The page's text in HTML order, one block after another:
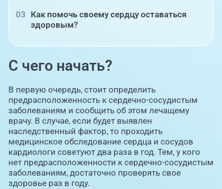
Как помочь своему сердцу оставаться
здоровым?
С чего начать?
В первую очередь, стоит определить
предрасположенность к сердечно-сосудистым
заболеваниям и сообщить об этом лечащему
врачу. В случае, если будет выявлен
наследственный фактор, то проходить
медицинское обследование сердца и сосудов
кардиологи советуют два раза в год. Тем, у кого
нет предрасположенности к сердечно-сосудистым
заболеваниям, достаточно проверять свое
здоровье раз в году.